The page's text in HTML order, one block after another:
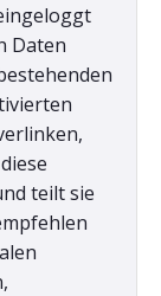
Daten
teilt sie